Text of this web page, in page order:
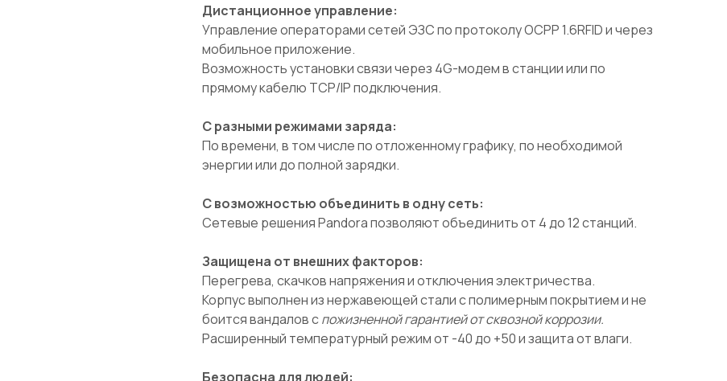
Дистанционное управление:
Управление операторами сетей ЭЗС по протоколу OCPP 1.6RFID и через
мобильное приложение.
Возможность установки связи через 4G-модем в станции или по
прямому кабелю TCP/IP подключения.
С разными режимами заряда:
По времени, в том числе по отложенному графику, по необходимой
энергии или до полной зарядки.
С возможностью объединить в одну сеть:
Сетевые решения Pandora позволяют объединить от 4 до 12 станций.
Защищена от внешних факторов:
Перегрева, скачков напряжения и отключения электричества.
Корпус выполнен из нержавеющей стали с полимерным покрытием и не
боится вандалов спожизненной гарантией от сквозной коррозии.
Расширенный температурный режим от -40 до +50 и защита от влаги.
Безопасна для людей: